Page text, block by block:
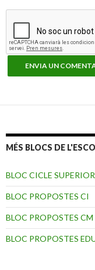
MÉS BLOCS DE
BLOC CICLE SUPERIOR
BLOC PROPOSTES CI
BLOC PROPOSTES CM
BLOC PROPOSTES